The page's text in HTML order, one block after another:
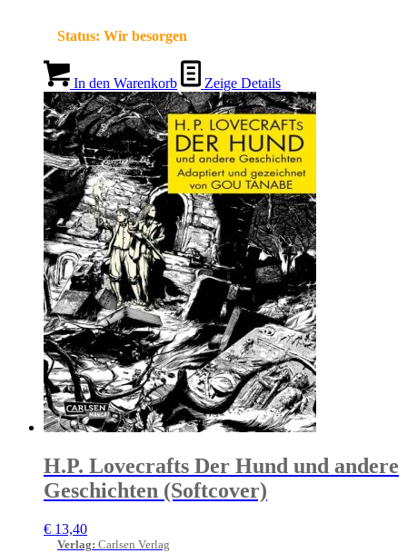
Status: Wir besorgen
In den Warenkorb Zeige Details
H.P. Lovecrafts Der Hund und andere
Geschichten (Softcover)
€ 13,40
Verlag: Carlsen Verlag